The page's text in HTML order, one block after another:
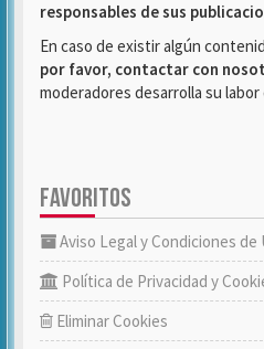
responsables de sus
En caso de existir algún
por favor, contactar con
moderadores desarrolla su
FAVORITOS
Aviso Legal y Condiciones de
Política de Privacidad y
Eliminar Cookies